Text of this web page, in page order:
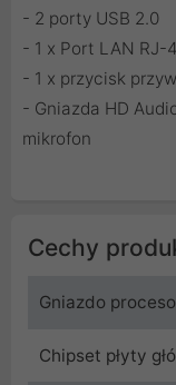
- 2 porty USB 2.0
- 1 x Port LAN RJ-
- 1 x przycisk
- Gniazda HD
mikrofon
Cechy
Gniazdo
Chipset płyty